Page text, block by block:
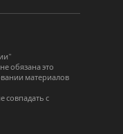
обязана это
материалов
совпадать с